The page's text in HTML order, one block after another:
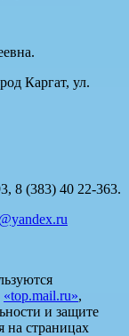
Каргат, ул.
8 (383) 40 22-363.
«top.mail.ru»,
и защите
на страницах